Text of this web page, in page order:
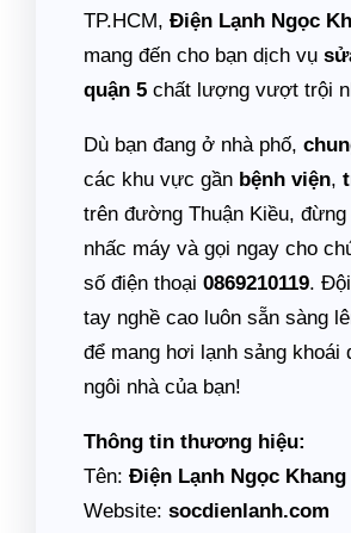
TP.HCM, Điện Lạnh Ngọc
mang đến cho bạn dịch vụ
quận 5 chất lượng vượt trội
Dù bạn đang ở nhà phố,
các khu vực gần bệnh viện,
trên đường Thuận Kiều, đừng
nhấc máy và gọi ngay cho
số điện thoại 0869210119.
tay nghề cao luôn sẵn sàng
để mang hơi lạnh sảng khoái
ngôi nhà của bạn!
Thông tin thương hiệu:
Tên: Điện Lạnh Ngọc Khang
Website: socdienlanh.com